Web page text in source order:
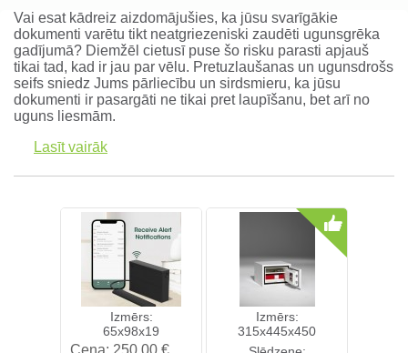
2 (26)
3 (31)
4 (24)
5 (22)
6 (10)
120 min (6)
Vai esat kādreiz aizdomājušies, ka jūsu svarīgākie
dokumenti varētu tikt neatgriezeniski zaudēti ugunsgrēka
gadījumā? Diemžēl cietusī puse šo risku parasti apjauš
tikai tad, kad ir jau par vēlu. Pretuzlaušanas un ugunsdrošs
seifs sniedz Jums pārliecību un sirdsmieru, ka jūsu
dokumenti ir pasargāti ne tikai pret laupīšanu, bet arī no
uguns liesmām.
Lasīt vairāk
Izmērs:
65x98x19
Cena: 250.00 €
Izmērs:
315x445x450